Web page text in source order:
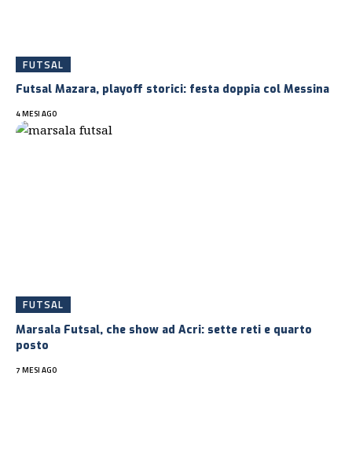
FUTSAL
Futsal Mazara, playoff storici: festa doppia col Messina
4 MESI AGO
FUTSAL
Marsala Futsal, che show ad Acri: sette reti e quarto
posto
7 MESI AGO